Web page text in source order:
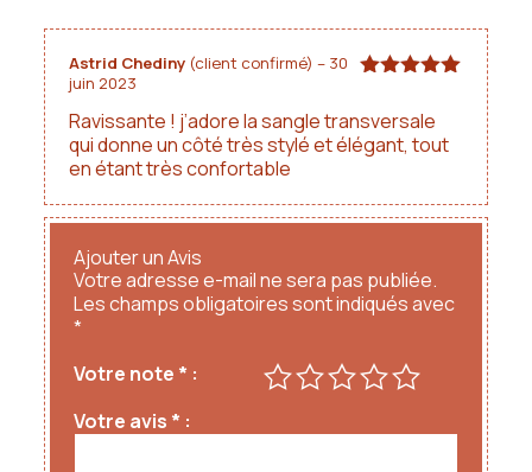
Astrid Chediny (client confirmé) – 30
juin 2023
Ravissante ! j’adore la sangle transversale
qui donne un côté très stylé et élégant, tout
en étant très confortable
Ajouter un Avis
Votre adresse e-mail ne sera pas publiée.
Les champs obligatoires sont indiqués avec
*
Votre note *
Votre avis *